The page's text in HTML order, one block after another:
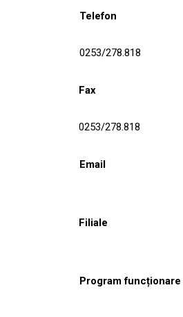
Telefon
0253/278.818
Fax
0253/278.818
Email
Filiale
Program funcționare